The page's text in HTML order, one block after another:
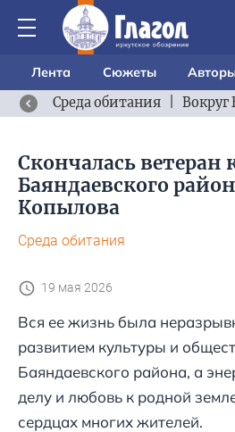
Лента Сюжеты
Среда обитания
Вокруг
Скончалась ветеран
Баяндаевского
Копылова
Среда обитания
19 мая 2026
Вся ее жизнь была
развитием культуры и
Баяндаевского района, а
делу и любовь к родной
сердцах многих жителей.